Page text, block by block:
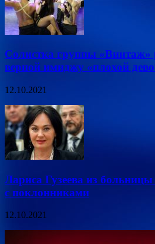
Солистка группы «Винтаж»
верной имиджу «плохой
12.10.2021
Лариса Гузеева из
с поклонниками
12.10.2021